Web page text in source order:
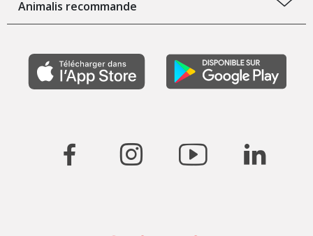
Animalis recommande